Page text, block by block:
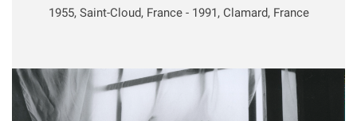
1955, Saint-Cloud, France - 1991, Clamard, France